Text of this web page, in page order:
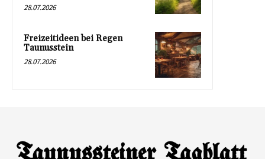
28.07.2026
Freizeitideen bei Regen
Taunusstein
28.07.2026